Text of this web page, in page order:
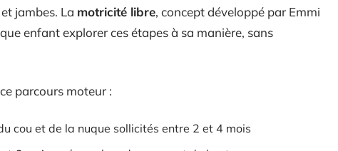
jambes. La motricité libre, concept développé par Emmi
enfant explorer ces étapes à sa manière, sans
parcours moteur :
cou et de la nuque sollicités entre 2 et 4 mois